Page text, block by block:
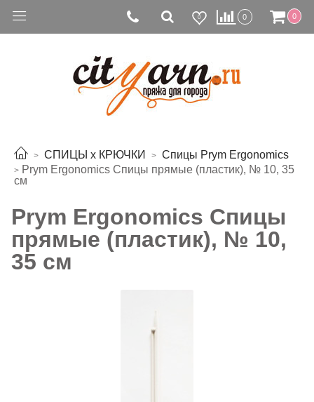
0 0 0
СПИЦЫ х КРЮЧКИ
Спицы Prym Ergonomics
Prym Ergonomics Спицы прямые (пластик), № 10, 35
см
Prym Ergonomics Спицы
прямые (пластик), № 10,
35 см